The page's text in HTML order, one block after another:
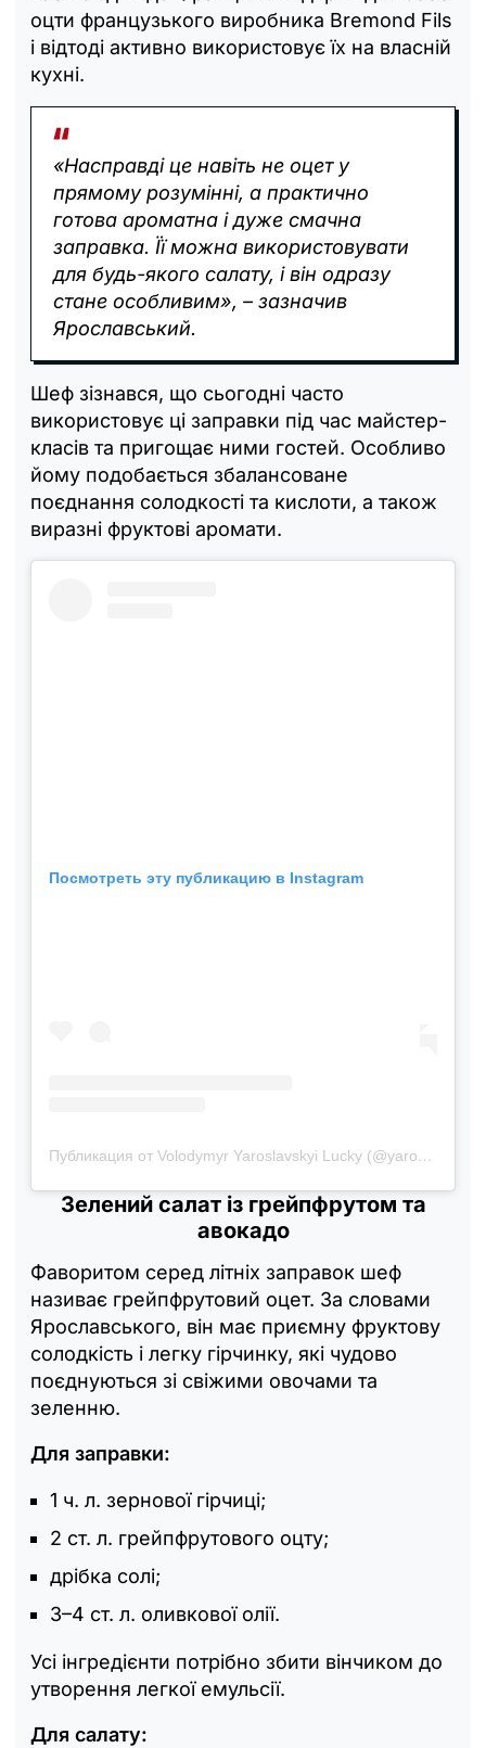
оцти французького виробника Bremond Fils
і відтоді активно використовує їх на власній
кухні.
«Насправді це навіть не оцет у
прямому розумінні, а практично
готова ароматна і дуже смачна
заправка. Її можна використовувати
для будь-якого салату, і він одразу
стане особливим», – зазначив
Ярославський.
Шеф зізнався, що сьогодні часто
використовує ці заправки під час майстер-
класів та пригощає ними гостей. Особливо
йому подобається збалансоване
поєднання солодкості та кислоти, а також
виразні фруктові аромати.
Посмотреть эту публикацию в Instagram
Публикация от Volodymyr Yaroslavskyi Lucky (@yaroslavskyi_vova)
Зелений салат із грейпфрутом та
авокадо
Фаворитом серед літніх заправок шеф
називає грейпфрутовий оцет. За словами
Ярославського, він має приємну фруктову
солодкість і легку гірчинку, які чудово
поєднуються зі свіжими овочами та
зеленню.
Для заправки:
1 ч. л. зернової гірчиці;
2 ст. л. грейпфрутового оцту;
дрібка солі;
3–4 ст. л. оливкової олії.
Усі інгредієнти потрібно збити вінчиком до
утворення легкої емульсії.
Для салату: